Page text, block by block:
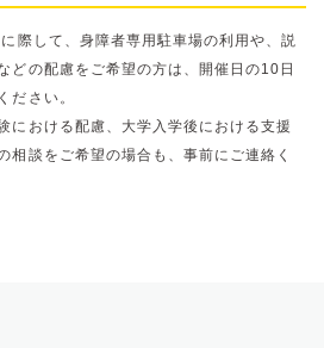
際して、身障者専用駐車場の利用や、説
どの配慮をご希望の方は、開催日の10日
ださい。
における配慮、大学入学後における支援
相談をご希望の場合も、事前にご連絡く